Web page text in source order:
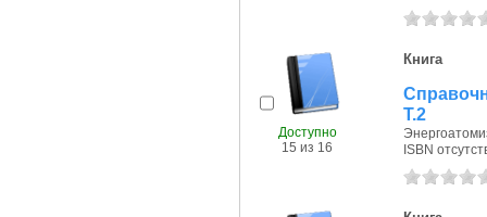
Доступно
15 из 16
Книга
Т.2
ISBN